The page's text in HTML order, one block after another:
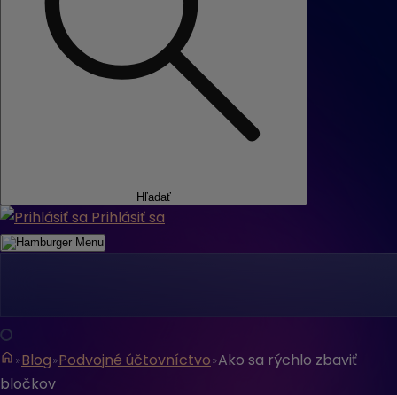
Hľadať
Prihlásiť sa
Menu
Blog Podvojné účtovníctvo Ako sa rýchlo zbaviť
bločkov